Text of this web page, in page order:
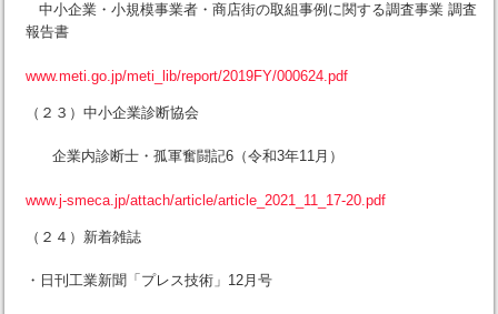
中小企業・小規模事業者・商店街の取組事例に関する調査事業 調査
報告書
www.meti.go.jp/meti_lib/report/2019FY/000624.pdf
（２３）中小企業診断協会
企業内診断士・孤軍奮闘記6（令和3年11月）
www.j-smeca.jp/attach/article/article_2021_11_17-20.pdf
（２４）新着雑誌
・日刊工業新聞「プレス技術」12月号